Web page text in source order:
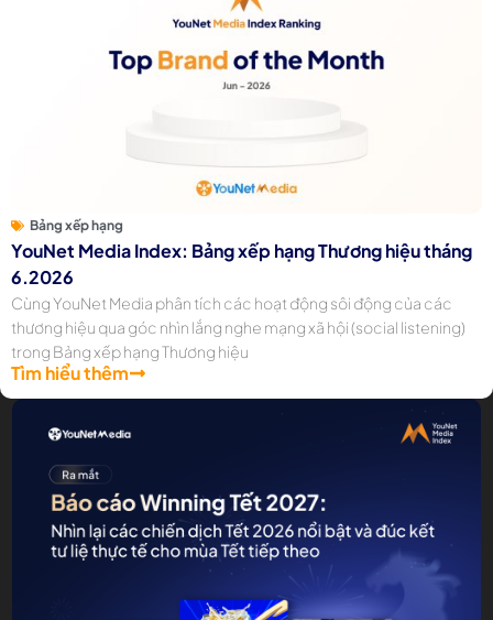
Bảng xếp hạng
YouNet Media Index: Bảng xếp hạng Thương hiệu tháng
6.2026
Cùng YouNet Media phân tích các hoạt động sôi động của các
thương hiệu qua góc nhìn lắng nghe mạng xã hội (social listening)
trong Bảng xếp hạng Thương hiệu
Tìm hiểu thêm